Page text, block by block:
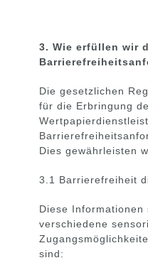
3. Wie erfüllen wir
Die gesetzlichen
für die Erbringung
Dies gewährleisten
3.1 Barrierefreiheit
Diese
verschiedene
sind: